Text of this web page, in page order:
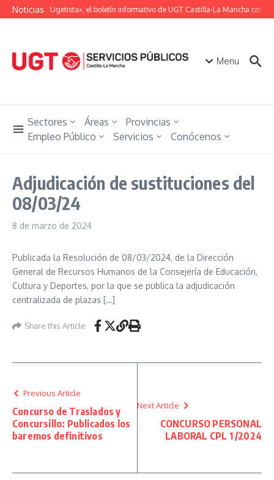
Saltar al contenido
Noticias
«Unión Ugetista», el boletín informativo de UGT Castilla-La Mancha con
Menu
Sectores Áreas
Provincias
Empleo Público
Servicios Conócenos
Adjudicación de sustituciones del
08/03/24
8 de marzo de 2024
Publicada la Resolución de 08/03/2024, de la Dirección
General de Recursos Humanos de la Consejería de Educación,
Cultura y Deportes, por la que se publica la adjudicación
centralizada de plazas […]
Share this Article
Previous Article
Concurso de Traslados y
Concursillo: Publicados los
baremos definitivos
Next Article
CONCURSO PERSONAL
LABORAL CPL 1 /2024